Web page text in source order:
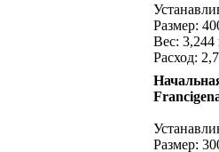
Размер:
Вес: 3,244
Расход:
Размер: